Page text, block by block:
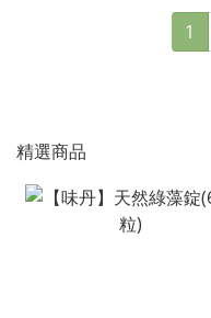
1
精選商品